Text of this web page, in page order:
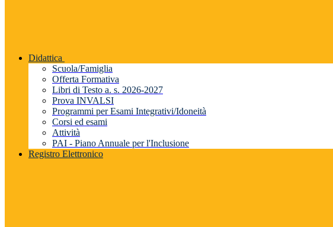
Didattica
Scuola/Famiglia
Offerta Formativa
Libri di Testo a. s. 2026-2027
Prova INVALSI
Programmi per Esami Integrativi/Idoneità
Corsi ed esami
Attività
PAI - Piano Annuale per l'Inclusione
Registro Elettronico